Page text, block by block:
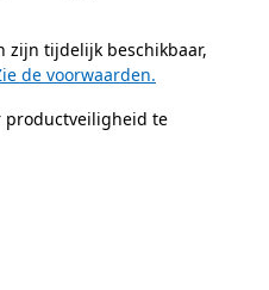
zijn tijdelijk beschikbaar,
de voorwaarden.
productveiligheid te